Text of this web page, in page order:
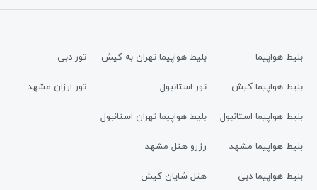
بلیط هواپیما
بلیط هواپیما کیش
بلیط هواپیما استانبول
بلیط هواپیما مشهد
بلیط هواپیما دبی
بلیط هواپیما تهران به کیش
تور استانبول
بلیط هواپیما تهران استانبول
رزرو هتل مشهد
هتل شایان کیش
تور دبی
تور ارزان مشهد